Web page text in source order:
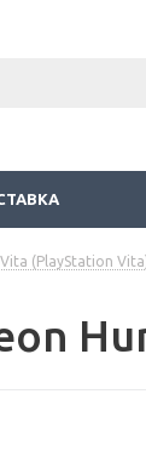
(PlayStation